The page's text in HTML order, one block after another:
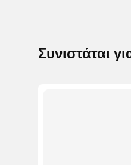
Συνιστάται